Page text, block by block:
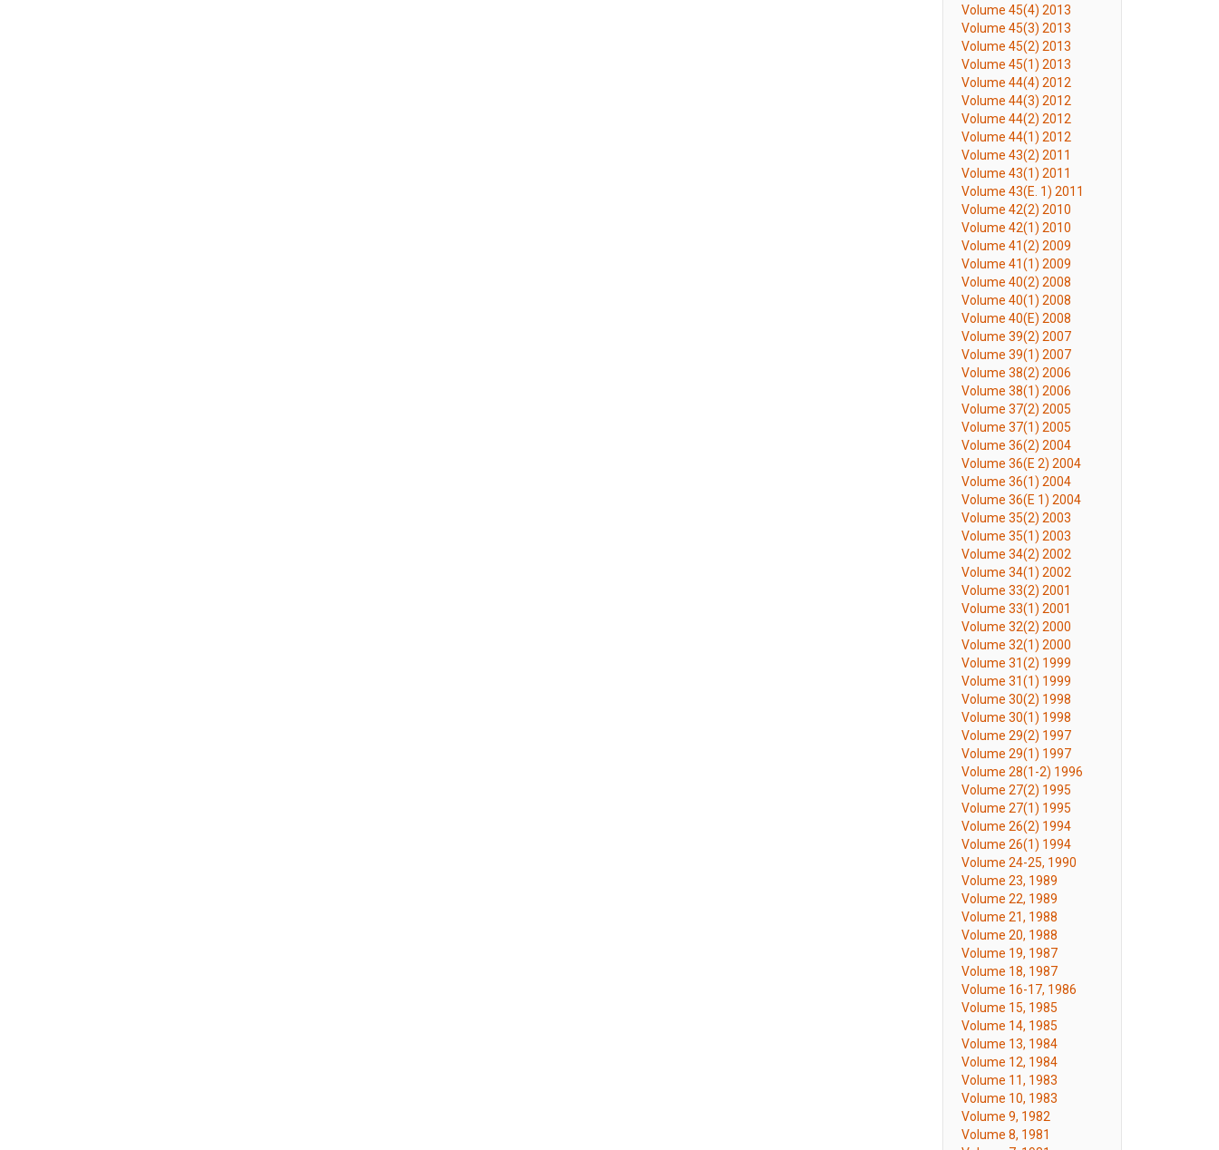
Volume 45(4) 2013
Volume 45(3) 2013
Volume 45(2) 2013
Volume 45(1) 2013
Volume 44(4) 2012
Volume 44(3) 2012
Volume 44(2) 2012
Volume 44(1) 2012
Volume 43(2) 2011
Volume 43(1) 2011
Volume 43(E. 1) 2011
Volume 42(2) 2010
Volume 42(1) 2010
Volume 41(2) 2009
Volume 41(1) 2009
Volume 40(2) 2008
Volume 40(1) 2008
Volume 40(E) 2008
Volume 39(2) 2007
Volume 39(1) 2007
Volume 38(2) 2006
Volume 38(1) 2006
Volume 37(2) 2005
Volume 37(1) 2005
Volume 36(2) 2004
Volume 36(E 2) 2004
Volume 36(1) 2004
Volume 36(E 1) 2004
Volume 35(2) 2003
Volume 35(1) 2003
Volume 34(2) 2002
Volume 34(1) 2002
Volume 33(2) 2001
Volume 33(1) 2001
Volume 32(2) 2000
Volume 32(1) 2000
Volume 31(2) 1999
Volume 31(1) 1999
Volume 30(2) 1998
Volume 30(1) 1998
Volume 29(2) 1997
Volume 29(1) 1997
Volume 28(1-2) 1996
Volume 27(2) 1995
Volume 27(1) 1995
Volume 26(2) 1994
Volume 26(1) 1994
Volume 24-25, 1990
Volume 23, 1989
Volume 22, 1989
Volume 21, 1988
Volume 20, 1988
Volume 19, 1987
Volume 18, 1987
Volume 16-17, 1986
Volume 15, 1985
Volume 14, 1985
Volume 13, 1984
Volume 12, 1984
Volume 11, 1983
Volume 10, 1983
Volume 9, 1982
Volume 8, 1981